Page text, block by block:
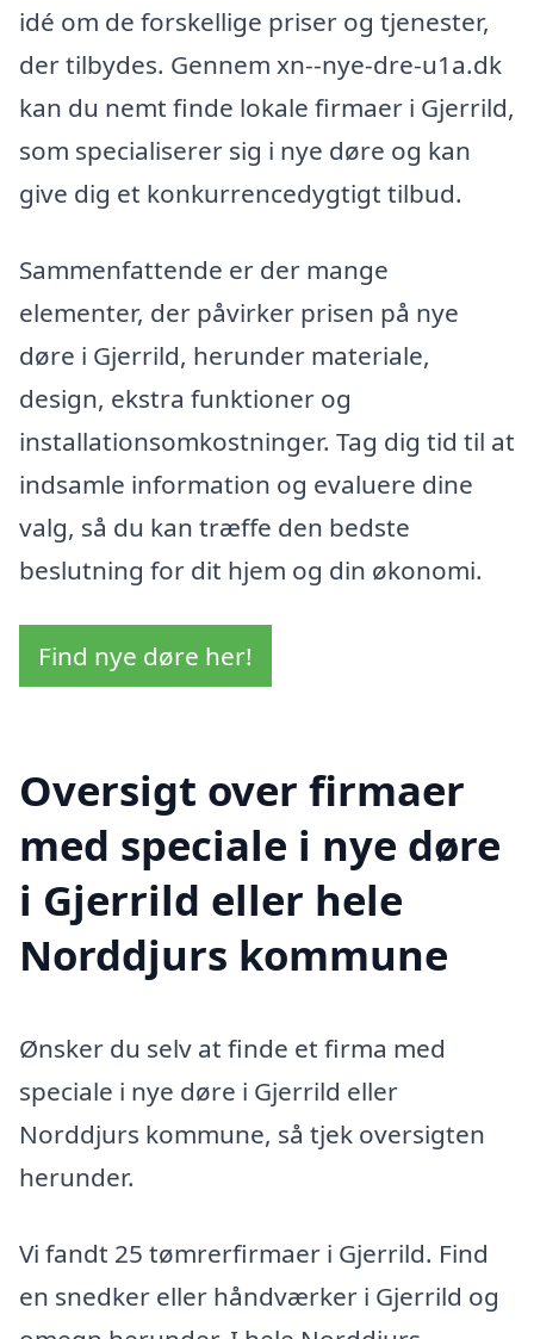
idé om de forskellige priser og tjenester,
der tilbydes. Gennem xn--nye-dre-u1a.dk
kan du nemt finde lokale firmaer i Gjerrild,
som specialiserer sig i nye døre og kan
give dig et konkurrencedygtigt tilbud.
Sammenfattende er der mange
elementer, der påvirker prisen på nye
døre i Gjerrild, herunder materiale,
design, ekstra funktioner og
installationsomkostninger. Tag dig tid til at
indsamle information og evaluere dine
valg, så du kan træffe den bedste
beslutning for dit hjem og din økonomi.
Find nye døre her!
Oversigt over firmaer
med speciale i nye døre
i Gjerrild eller hele
Norddjurs kommune
Ønsker du selv at finde et firma med
speciale i nye døre i Gjerrild eller
Norddjurs kommune, så tjek oversigten
herunder.
Vi fandt 25 tømrerfirmaer i Gjerrild. Find
en snedker eller håndværker i Gjerrild og